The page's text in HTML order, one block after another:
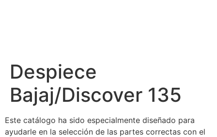
Despiece
Bajaj/Discover 135
Este catálogo ha sido especialmente diseñado para
ayudarle en la selección de las partes correctas con el